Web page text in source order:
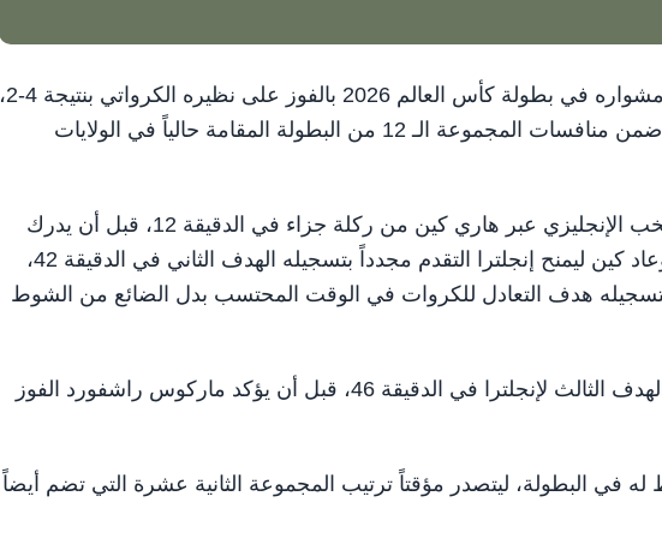
دالاس في 18 يونيو /وام/ استهل منتخب إنجلترا مشواره في بطولة كأس العالم 2026 بالفوز على نظيره الكرواتي بنتيجة 4-2،
في المباراة التي أقيمت اليوم على استاد دالاس ضمن منافسات المجموعة الـ 12 من البطولة المقامة حالياً في الولايات
انتهى الشوط الأول بالتعادل 2-2 حيث تقدم المنتخب الإنجليزي عبر هاري كين من ركلة جزاء في الدقيقة 12، قبل أن يدرك
مارتن باتورينا التعادل لكرواتيا في الدقيقة 36 ، وعاد كين ليمنح إنجلترا التقدم مجدداً بتسجيله الهدف الثاني في الدقيقة 42،
بتسجيله هدف التعادل للكروات في الوقت المحتسب بدل الضائع من الشوط
ومع انطلاق الشوط الثاني، سجل جود بيلينغهام الهدف الثالث لإنجلترا في الدقيقة 46، قبل أن يؤكد ماركوس راشفورد الفوز
في البطولة، ليتصدر مؤقتاً ترتيب المجموعة الثانية عشرة التي تضم أيضاً